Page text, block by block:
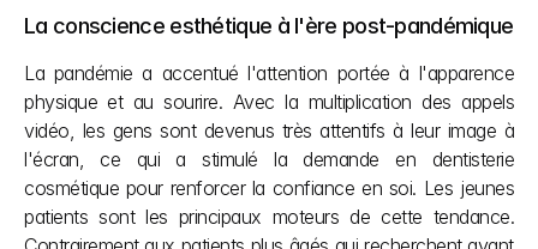
La conscience esthétique à l'ère post-pandémique
La pandémie a accentué l'attention portée à l'apparence
physique et au sourire. Avec la multiplication des appels
vidéo, les gens sont devenus très attentifs à leur image à
l'écran, ce qui a stimulé la demande en dentisterie
cosmétique pour renforcer la confiance en soi. Les jeunes
patients sont les principaux moteurs de cette tendance.